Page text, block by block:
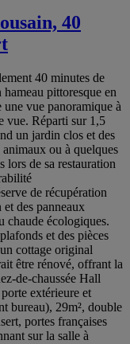
40
40 minutes de
pittoresque en
vue panoramique à
vue. Réparti sur 1,5
un jardin clos et des
animaux ou à quelques
lors de sa restauration
de récupération
des panneaux
chaude écologiques.
et des pièces
cottage original
être rénové, offrant la
de-chaussée Hall
extérieure et
bureau), 29m², double
portes françaises
sur la salle à